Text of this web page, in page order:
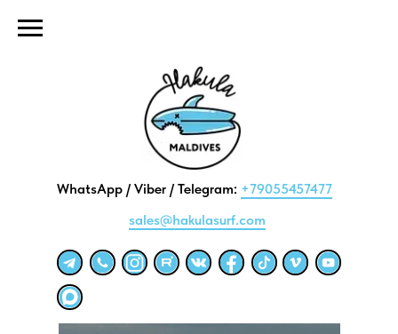
sales@hakulasurf.com
WhatsApp / Viber / Telegram: +79055457477